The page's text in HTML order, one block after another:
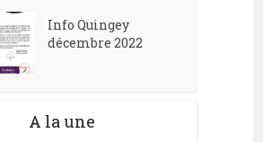
Info Quingey
décembre 2022
A la une